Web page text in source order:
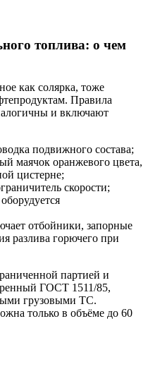
топлива: о чем
как солярка, тоже
Правила
и включают
подвижного состава;
маячок оранжевого цвета,
цистерне;
скорости;
отбойники, запорные
разлива горючего при
партией и
ГОСТ 1511/85,
грузовыми ТС.
только в объёме до 60